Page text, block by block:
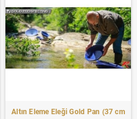
Altın Eleme Eleği Gold Pan (37 cm